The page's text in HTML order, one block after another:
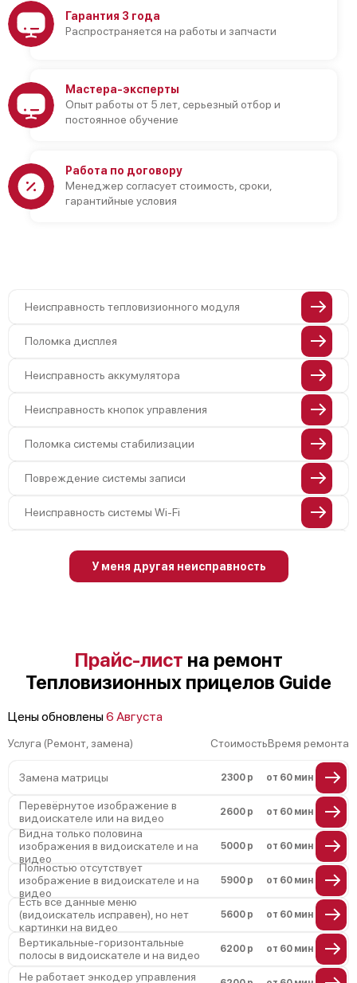
Гарантия 3 года
Распространяется на работы и запчасти
Мастера-эксперты
Опыт работы от 5 лет, серьезный отбор и
постоянное обучение
Работа по договору
Менеджер согласует стоимость, сроки,
гарантийные условия
Неисправность тепловизионного модуля
Поломка дисплея
Неисправность аккумулятора
Неисправность кнопок управления
Поломка системы стабилизации
Повреждение системы записи
Неисправность системы Wi-Fi
Повреждение системы защиты от
замыкания
Повреждение системы защиты от
перегрева
Неисправность системы защиты от
перенапряжения
Неисправность системы защиты от
Неисправность системы защиты от
Поломка системы защиты от
перенапряжения
Поломка системы защиты от замыкания
У меня другая неисправность
Прайс-лист на ремонт
Тепловизионных прицелов Guide
Цены обновлены6 Августа
Услуга (Ремонт, замена) СтоимостьВремя ремонта
Замена матрицы 2300 р от 60 мин
Перевёрнутое изображение в
видоискателе или на видео
2600 р от 60 мин
Видна только половина
изображения в видоискателе и на
видео
5000 р от 60 мин
Полностью отсутствует
изображение в видоискателе и на
видео
5900 р от 60 мин
Есть все данные меню
(видоискатель исправен), но нет
картинки на видео
5600 р от 60 мин
Вертикальные-горизонтальные
полосы в видоискателе и на видео
6200 р от 60 мин
Не работает энкодер управления